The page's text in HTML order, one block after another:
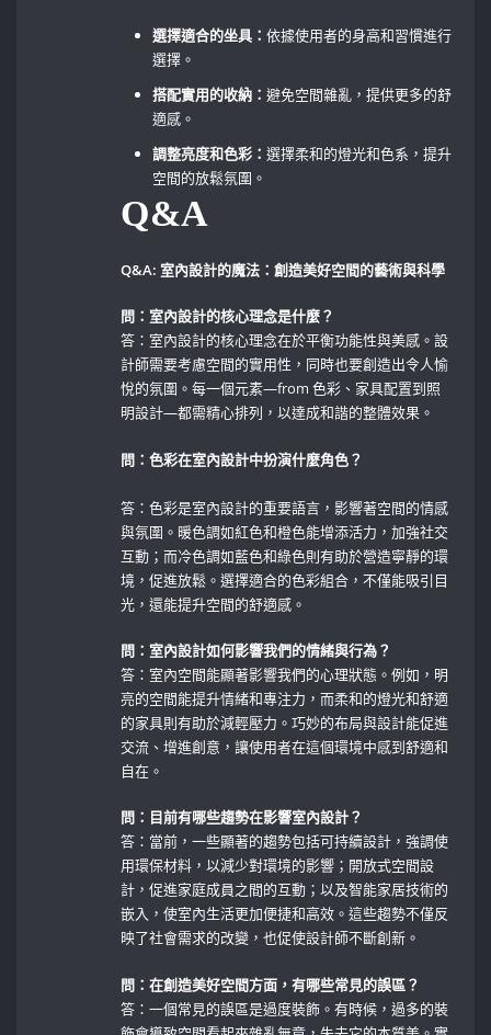
選擇適合的坐具：依據使用者的身高和習慣進行
選擇。
搭配實用的收納：避免空間雜亂，提供更多的舒
適感。
調整亮度和色彩：選擇柔和的燈光和色系，提升
空間的放鬆氛圍。
Q&A
Q&A: 室內設計的魔法：創造美好空間的藝術與科學
問：室內設計的核心理念是什麼？
答：室內設計的核心理念在於平衡功能性與美感。設
計師需要考慮空間的實用性，同時也要創造出令人愉
悅的氛圍。每一個元素—from 色彩、家具配置到照
明設計—都需精心排列，以達成和諧的整體效果。
問：色彩在室內設計中扮演什麼角色？
答：色彩是室內設計的重要語言，影響著空間的情感
與氛圍。暖色調如紅色和橙色能增添活力，加強社交
互動；而冷色調如藍色和綠色則有助於營造寧靜的環
境，促進放鬆。選擇適合的色彩組合，不僅能吸引目
光，還能提升空間的舒適感。
問：室內設計如何影響我們的情緒與行為？
答：室內空間能顯著影響我們的心理狀態。例如，明
亮的空間能提升情緒和專注力，而柔和的燈光和舒適
的家具則有助於減輕壓力。巧妙的布局與設計能促進
交流、增進創意，讓使用者在這個環境中感到舒適和
自在。
問：目前有哪些趨勢在影響室內設計？
答：當前，一些顯著的趨勢包括可持續設計，強調使
用環保材料，以減少對環境的影響；開放式空間設
計，促進家庭成員之間的互動；以及智能家居技術的
嵌入，使室內生活更加便捷和高效。這些趨勢不僅反
映了社會需求的改變，也促使設計師不斷創新。
問：在創造美好空間方面，有哪些常見的誤區？
答：一個常見的誤區是過度裝飾。有時候，過多的裝